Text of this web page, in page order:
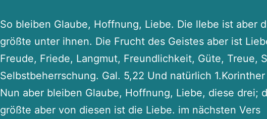
So bleiben Glaube, Hoffnung, Liebe. Die lIebe ist aber
größte unter ihnen. Die Frucht des Geistes aber ist
Freude, Friede, Langmut, Freundlichkeit, Güte, Treue,
Selbstbeherrschung. Gal. 5,22 Und natürlich 1.Korinther
Nun aber bleiben Glaube, Hoffnung, Liebe, diese drei;
größte aber von diesen ist die Liebe. im nächsten Vers